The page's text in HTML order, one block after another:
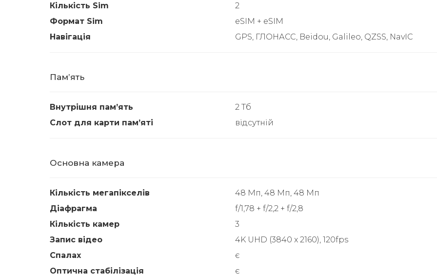
Кількість Sim
2
Формат Sim
eSIM + eSIM
Навігація
GPS, ГЛОНАСС, Beidou, Galileo, QZSS, NavIC
Памʼять
Внутрішня памʼять
2 Тб
Слот для карти памʼяті
відсутній
Основна камера
Кількість мегапікселів
48 Мп, 48 Мп, 48 Мп
Діафрагма
f/1,78 + f/2,2 + f/2,8
Кількість камер
3
Запис відео
4K UHD (3840 x 2160), 120fps
Спалах
є
Оптична стабілізація
є